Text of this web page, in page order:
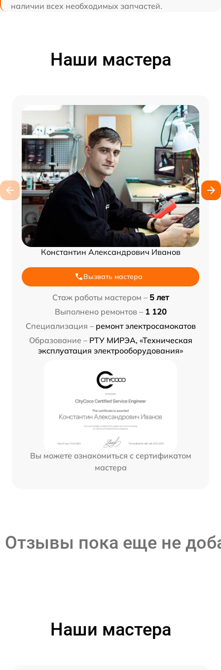
наличии всех необходимых запчастей.
Наши мастера
Константин Александрович Иванов
Вызвать мастера
Стаж работы мастером – 5 лет
Выполнено ремонтов – 1 120
Специализация – ремонт электросамокатов
Образование – РТУ МИРЭА, «Техническая
эксплуатация электрооборудования»
Вы можете ознакомиться с сертификатом
мастера
Отзывы пока еще не
Наши мастера